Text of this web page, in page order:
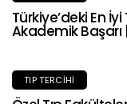
Türkiye’deki En
Akademik Başarı |
TIP TERCIHI